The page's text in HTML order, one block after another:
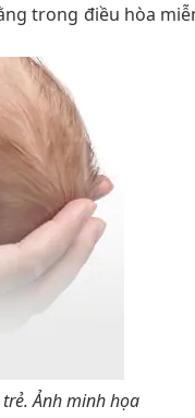
trong điều hòa
Ảnh minh họa